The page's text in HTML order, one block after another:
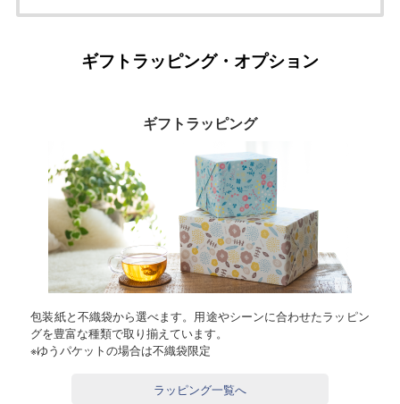
ギフトラッピング・オプション
ギフトラッピング
包装紙と不織袋から選べます。用途やシーンに合わせたラッピン
グを豊富な種類で取り揃えています。
※ゆうパケットの場合は不織袋限定
ラッピング一覧へ